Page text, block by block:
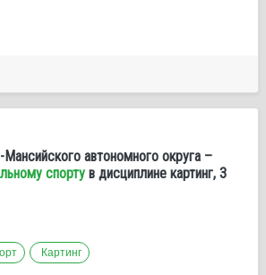
автономного округа –
спорту в дисциплине картинг, 3
Картинг